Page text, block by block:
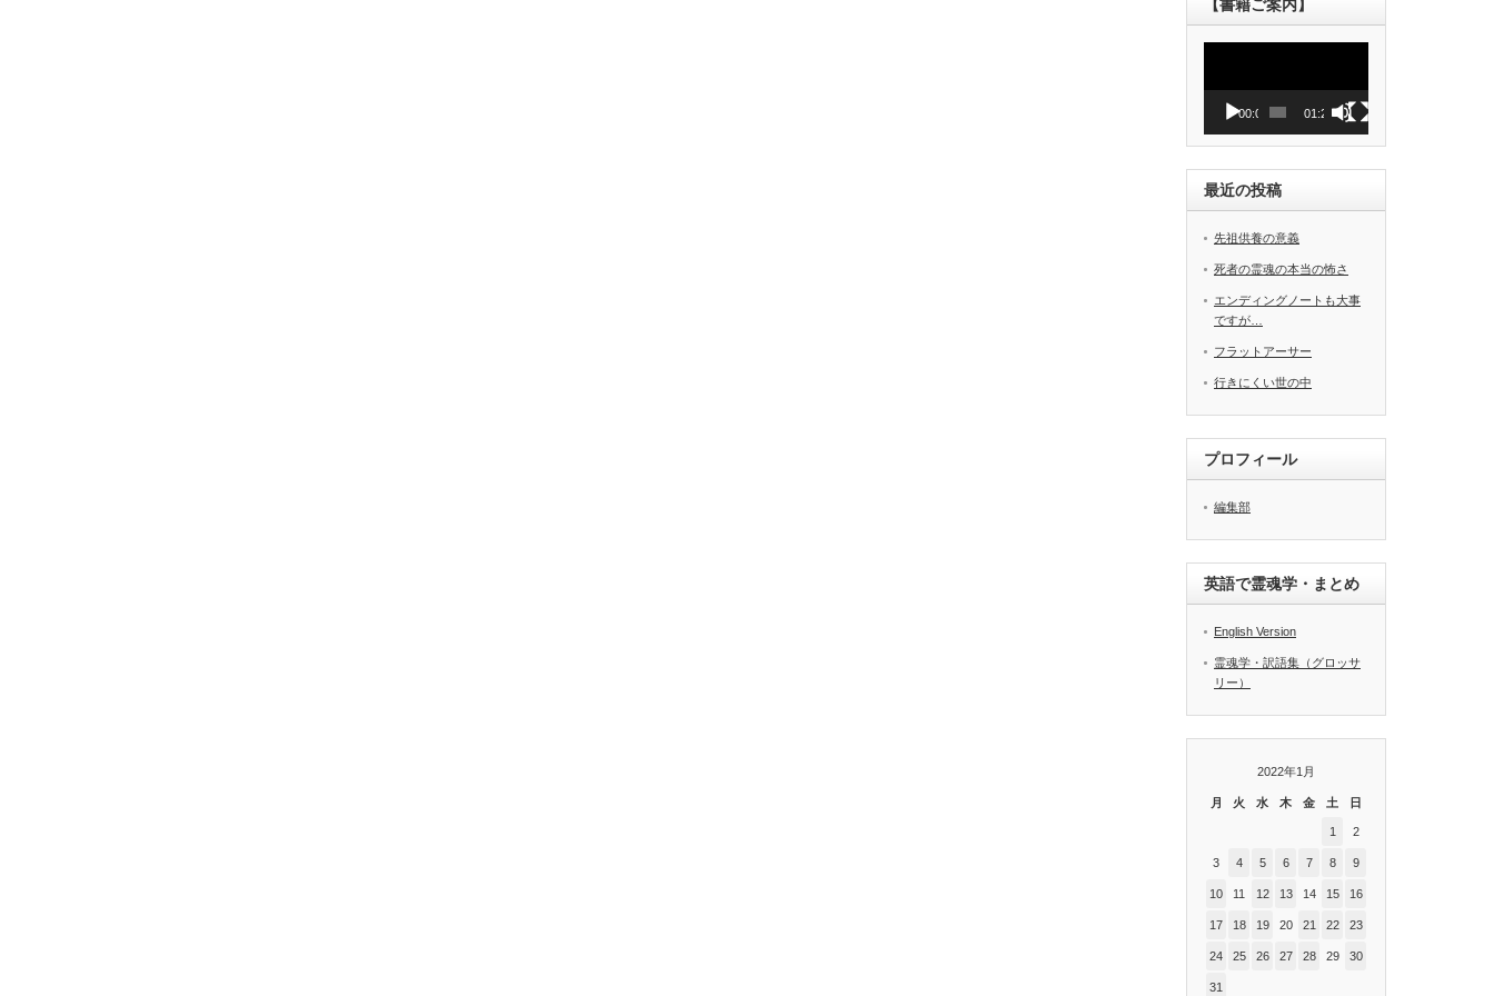
【書籍ご案内】
ヤ
ー
00:00 01:27
最近の投稿
先祖供養の意義
死者の霊魂の本当の怖さ
エンディングノートも大事
ですが…
フラットアーサー
行きにくい世の中
プロフィール
編集部
英語で霊魂学・まとめ
English Version
霊魂学・訳語集（グロッサ
リー）
2022年1月
月 火 水 木 金 土 日
1 2
3 4 5 6 7 8 9
10 11 12 13 14 15 16
17 18 19 20 21 22 23
24 25 26 27 28 29 30
31